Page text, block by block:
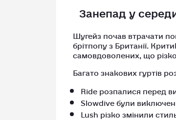
Занепад у
Шугейз почав втрачати
брітпопу з Британії.
самовдоволених, що
Багато знакових гуртів
Ride розпалися перед
Slowdive були
Lush різко змінили